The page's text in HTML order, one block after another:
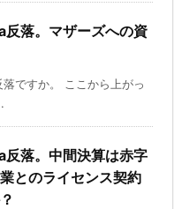
落。マザーズへの資
ですか。 ここから上がっ
落。中間決算は赤字
とのライセンス契約